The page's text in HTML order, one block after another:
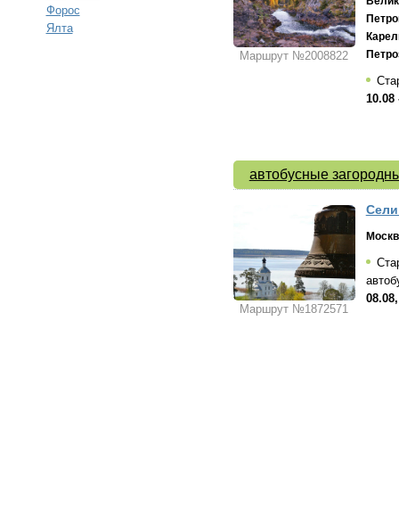
Форос
Ялта
Маршрут №2008822
10.08
автобусные
Маршрут №1872571